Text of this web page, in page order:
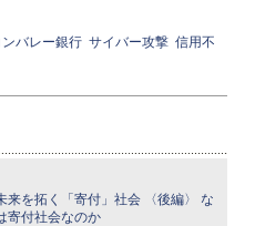
バレー銀行 サイバー攻撃 信用不
来を拓く「寄付」社会 〈後編〉 な
寄付社会なのか